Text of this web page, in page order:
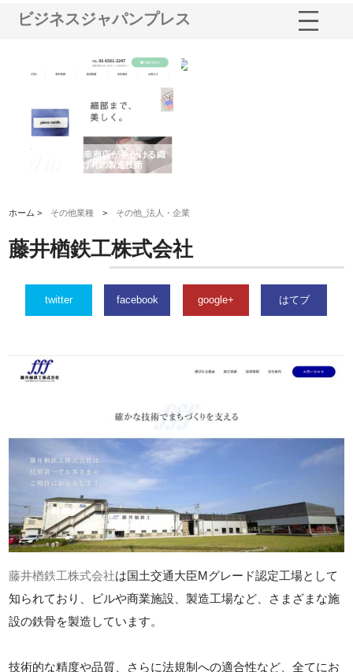
ビジネスジャパンプレス
有限会社松幸商店が手がける織
ネームと下げ札の製造技術
ホーム > その他業種 > その他_法人・企業
藤井楢鉄工株式会社
twitter facebook google+ はてブ
藤井楢鉄工株式会社は国土交通大臣Mグレード認定工場として
知られており、ビルや商業施設、製造工場など、さまざまな施
設の鉄骨を製造しています。
技術的な精度や品質、さらに法規制への適合性など、全てにお